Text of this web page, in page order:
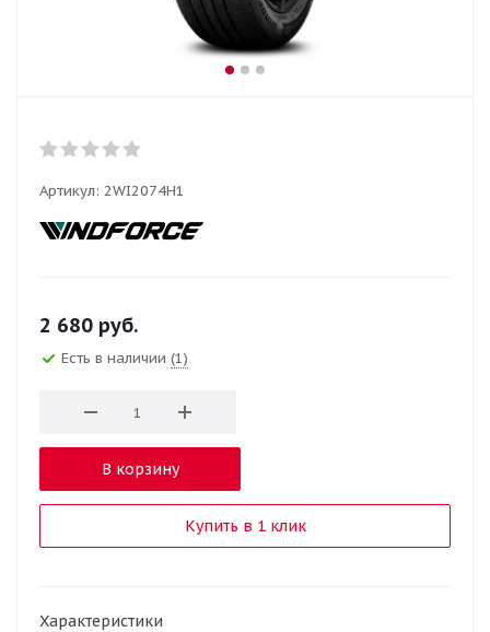
Артикул: 2WI2074H1
2 680 руб.
Есть в наличии (1)
В корзину
Купить в 1 клик
Характеристики